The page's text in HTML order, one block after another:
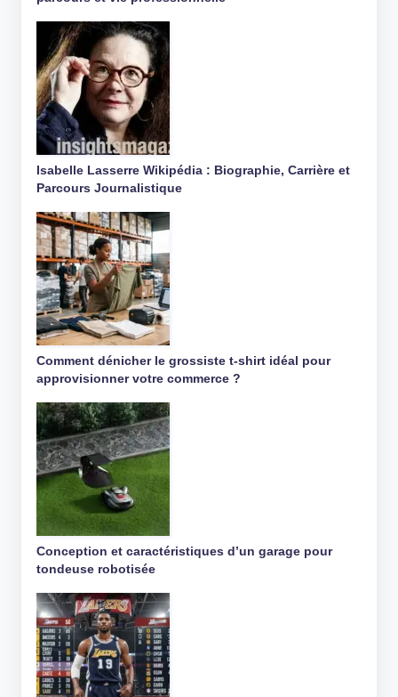
Isabelle Lasserre Wikipédia : Biographie, Carrière et
Parcours Journalistique
Comment dénicher le grossiste t-shirt idéal pour
approvisionner votre commerce ?
Conception et caractéristiques d’un garage pour
tondeuse robotisée